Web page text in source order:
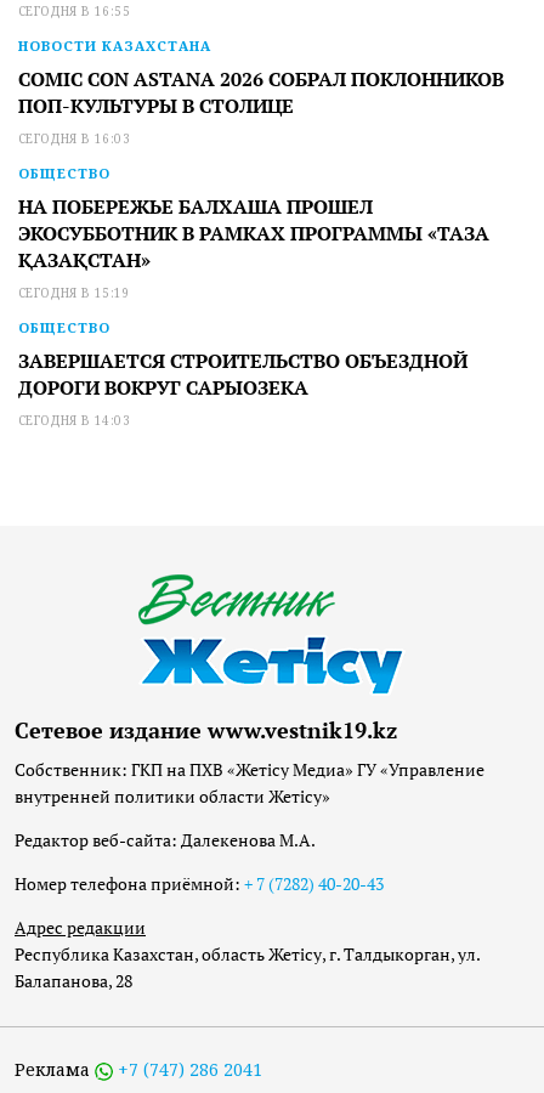
СЕГОДНЯ В 16:55
НОВОСТИ КАЗАХСТАНА
COMIC CON ASTANA 2026 СОБРАЛ ПОКЛОННИКОВ
ПОП-КУЛЬТУРЫ В СТОЛИЦЕ
СЕГОДНЯ В 16:03
ОБЩЕСТВО
НА ПОБЕРЕЖЬЕ БАЛХАША ПРОШЕЛ
ЭКОСУББОТНИК В РАМКАХ ПРОГРАММЫ «ТАЗА
ҚАЗАҚСТАН»
СЕГОДНЯ В 15:19
ОБЩЕСТВО
ЗАВЕРШАЕТСЯ СТРОИТЕЛЬСТВО ОБЪЕЗДНОЙ
ДОРОГИ ВОКРУГ САРЫОЗЕКА
СЕГОДНЯ В 14:03
Сетевое издание www.vestnik19.kz
Собственник: ГКП на ПХВ «Жетісу Медиа» ГУ «Управление
внутренней политики области Жетісу»
Редактор веб-сайта: Далекенова М.А.
Номер телефона приёмной: + 7 (7282) 40-20-43
Адрес редакции
Республика Казахстан, область Жетісу, г. Талдыкорган, ул.
Балапанова, 28
Реклама +7 (747) 286 2041